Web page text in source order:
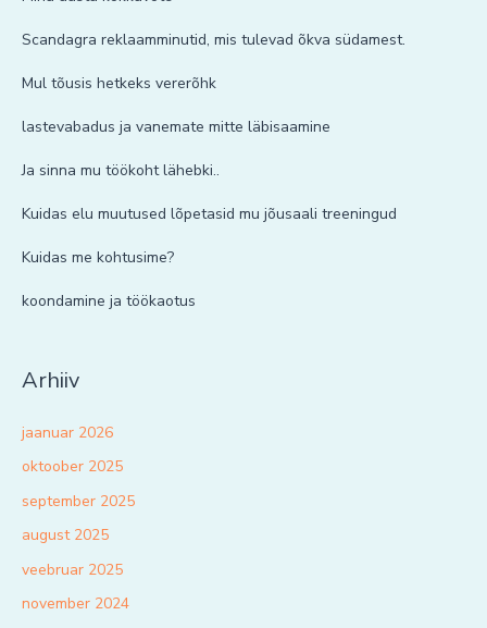
Scandagra reklaamminutid, mis tulevad õkva südamest.
Mul tõusis hetkeks vererõhk
lastevabadus ja vanemate mitte läbisaamine
Ja sinna mu töökoht lähebki..
Kuidas elu muutused lõpetasid mu jõusaali treeningud
Kuidas me kohtusime?
koondamine ja töökaotus
Arhiiv
jaanuar 2026
oktoober 2025
september 2025
august 2025
veebruar 2025
november 2024